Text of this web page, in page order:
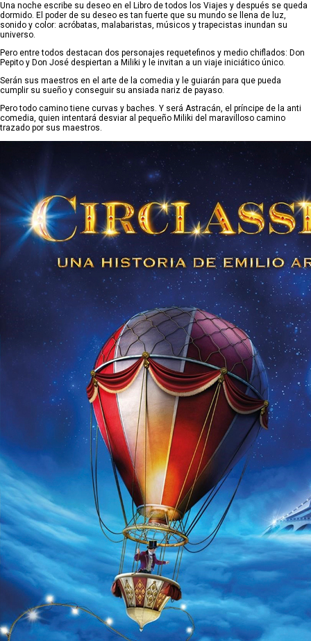
Una noche escribe su deseo en el Libro de todos los Viajes y después se queda
dormido. El poder de su deseo es tan fuerte que su mundo se llena de luz,
sonido y color: acróbatas, malabaristas, músicos y trapecistas inundan su
universo.
Pero entre todos destacan dos personajes requetefinos y medio chiflados: Don
Pepito y Don José despiertan a Miliki y le invitan a un viaje iniciático único.
Serán sus maestros en el arte de la comedia y le guiarán para que pueda
cumplir su sueño y conseguir su ansiada nariz de payaso.
Pero todo camino tiene curvas y baches. Y será Astracán, el príncipe de la anti
comedia, quien intentará desviar al pequeño Miliki del maravilloso camino
trazado por sus maestros.